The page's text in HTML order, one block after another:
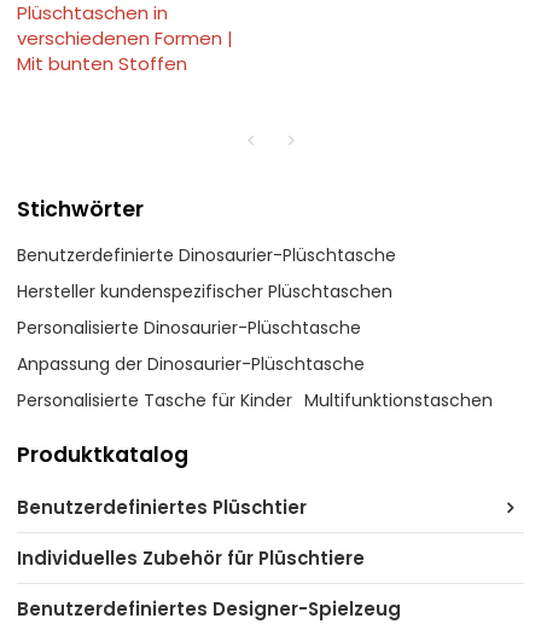
Plüschtaschen in
verschiedenen Formen |
Mit bunten Stoffen
Stichwörter
Benutzerdefinierte Dinosaurier-Plüschtasche
Hersteller kundenspezifischer Plüschtaschen
Personalisierte Dinosaurier-Plüschtasche
Anpassung der Dinosaurier-Plüschtasche
Personalisierte Tasche für Kinder Multifunktionstaschen
Produktkatalog
Benutzerdefiniertes Plüschtier
Individuelles Zubehör für Plüschtiere
Benutzerdefiniertes Designer-Spielzeug